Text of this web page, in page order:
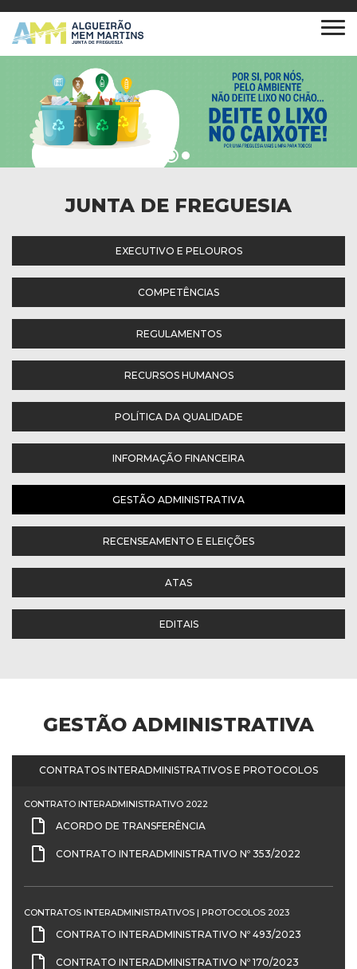
JUNTA DE FREGUESIA
EXECUTIVO E PELOUROS
COMPETÊNCIAS
REGULAMENTOS
RECURSOS HUMANOS
POLÍTICA DA QUALIDADE
INFORMAÇÃO FINANCEIRA
GESTÃO ADMINISTRATIVA
RECENSEAMENTO E ELEIÇÕES
ATAS
EDITAIS
GESTÃO ADMINISTRATIVA
CONTRATOS INTERADMINISTRATIVOS E PROTOCOLOS
CONTRATO INTERADMINISTRATIVO 2022
ACORDO DE TRANSFERÊNCIA
CONTRATO INTERADMINISTRATIVO Nº 353/2022
CONTRATOS INTERADMINISTRATIVOS | PROTOCOLOS 2023
CONTRATO INTERADMINISTRATIVO Nº 493/2023
CONTRATO INTERADMINISTRATIVO Nº 170/2023